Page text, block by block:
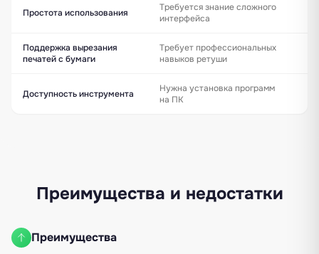
Простота использования
Требуется знание сложного
интерфейса
Поддержка вырезания
печатей с бумаги
Требует профессиональных
навыков ретуши
Доступность инструмента
Нужна установка программ
на ПК
Преимущества и недостатки
Преимущества